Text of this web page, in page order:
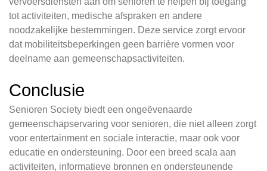
tot activiteiten, medische afspraken en andere
noodzakelijke bestemmingen. Deze service zorgt ervoor
dat mobiliteitsbeperkingen geen barrière vormen voor
deelname aan gemeenschapsactiviteiten.
Conclusie
Senioren Society biedt een ongeëvenaarde
gemeenschapservaring voor senioren, die niet alleen zorgt
voor entertainment en sociale interactie, maar ook voor
educatie en ondersteuning. Door een breed scala aan
activiteiten, informatieve bronnen en ondersteunende